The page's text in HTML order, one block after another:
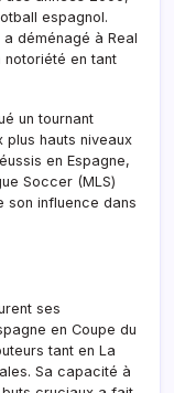
espagnol.
déménagé à Real
notoriété en tant
un tournant
hauts niveaux
en Espagne,
Soccer (MLS)
son influence dans
ses
en Coupe du
tant en La
Sa capacité à